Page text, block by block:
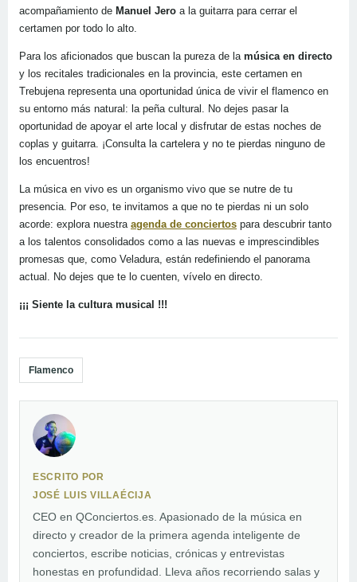
acompañamiento de Manuel Jero a la guitarra para cerrar el
certamen por todo lo alto.
Para los aficionados que buscan la pureza de la música en directo
y los recitales tradicionales en la provincia, este certamen en
Trebujena representa una oportunidad única de vivir el flamenco en
su entorno más natural: la peña cultural. No dejes pasar la
oportunidad de apoyar el arte local y disfrutar de estas noches de
coplas y guitarra. ¡Consulta la cartelera y no te pierdas ninguno de
los encuentros!
La música en vivo es un organismo vivo que se nutre de tu
presencia. Por eso, te invitamos a que no te pierdas ni un solo
acorde: explora nuestra agenda de conciertos para descubrir tanto
a los talentos consolidados como a las nuevas e imprescindibles
promesas que, como Veladura, están redefiniendo el panorama
actual. No dejes que te lo cuenten, vívelo en directo.
¡¡¡ Siente la cultura musical !!!
Flamenco
ESCRITO POR
JOSÉ LUIS VILLAÉCIJA
CEO en QConciertos.es. Apasionado de la música en
directo y creador de la primera agenda inteligente de
conciertos, escribe noticias, crónicas y entrevistas
honestas en profundidad. Lleva años recorriendo salas y